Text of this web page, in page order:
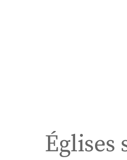
Églises